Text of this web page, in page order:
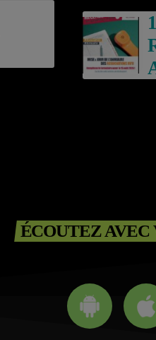
ÉCOUTEZ AVEC